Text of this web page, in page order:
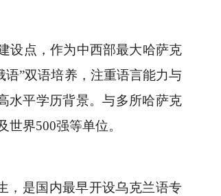
设点，作为中西部最大哈萨克
语”双语培养，注重语言能力与
水平学历背景。与多所哈萨克
界500强等单位。
，是国内最早开设乌克兰语专